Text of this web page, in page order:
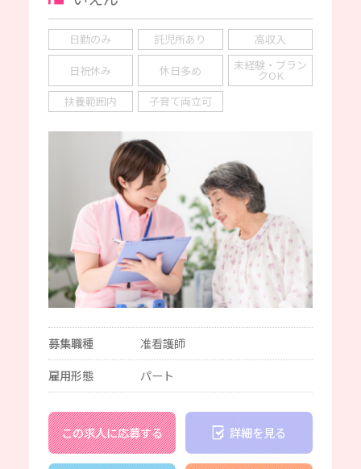
日勤のみ 託児所あり 高収入
日祝休み 休日多め 未経験・ブラン
クOK
扶養範囲内
子育て両立可
募集職種
准看護師
雇用形態
パート
この求人に応募する 詳細を見る